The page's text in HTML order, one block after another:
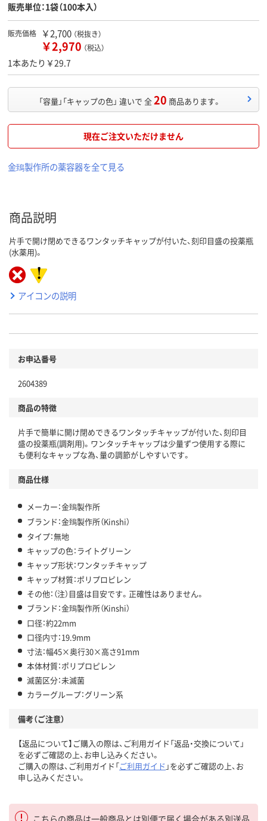
販売単位：1袋（100本入）
販売価格 ￥2,700 （税抜き）
￥2,970 （税込）
1本あたり￥29.7
「容量」「キャップの色」 違いで 全20 商品あります。
現在ご注文いただけません
金鵄製作所の薬容器を全て見る
商品説明
片手で開け閉めできるワンタッチキャップが付いた、刻印目盛の投薬瓶
(水薬用)。
アイコンの説明
お申込番号
2604389
商品の特徴
片手で簡単に開け閉めできるワンタッチキャップが付いた、刻印目
盛の投薬瓶(調剤用)。ワンタッチキャップは少量ずつ使用する際に
も便利なキャップな為、量の調節がしやすいです。
商品仕様
メーカー：金鵄製作所
ブランド：金鵄製作所（Kinshi）
タイプ：無地
キャップの色：ライトグリーン
キャップ形状：ワンタッチキャップ
キャップ材質：ポリプロピレン
その他：（注）目盛は目安です。正確性はありません。
ブランド：金鵄製作所（Kinshi）
口径：約22mm
口径内寸：19.9mm
寸法：幅45×奥行30×高さ91mm
本体材質：ポリプロピレン
滅菌区分：未滅菌
カラーグループ：グリーン系
備考（ご注意）
【返品について】ご購入の際は、ご利用ガイド「返品・交換について」
を必ずご確認の上、お申し込みください。
ご購入の際は、ご利用ガイド「ご利用ガイド 」を必ずご確認の上、お
申し込みください。